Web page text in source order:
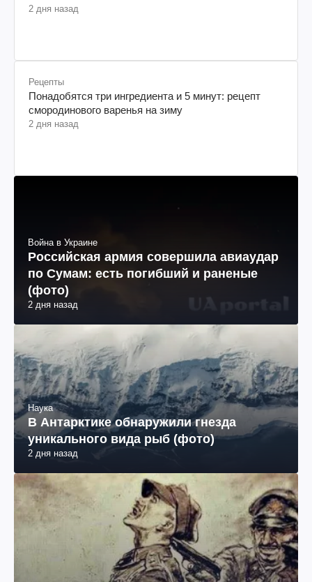
2 дня назад
Рецепты
Понадобятся три ингредиента и 5 минут: рецепт
смородинового варенья на зиму
2 дня назад
Война в Украине
Российская армия совершила авиаудар
по Сумам: есть погибший и раненые
(фото)
2 дня назад
Наука
В Антарктике обнаружили гнезда
уникального вида рыб (фото)
2 дня назад